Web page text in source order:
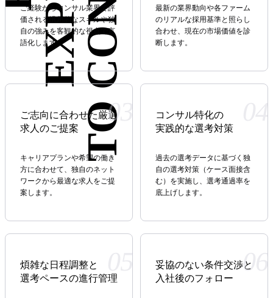
ご経験からコンサル業界で評
価される汎用的なスキルや独
自の強みを客観的な視点で言
語化します。
最新の業界動向や各ファーム
のリアルな採用基準と照らし
合わせ、現在の市場価値を診
断します。
03
ご志向に合わせた厳選
求人のご提案
キャリアプランや希望の働き
方に合わせて、独自のネット
ワークから最適な求人をご提
案します。
コンサル特化の
実践的な選考対策
過去の選考データに基づく独
自の選考対策（ケース面接含
む）を実施し、選考通過率を
底上げします。
煩雑な日程調整と
選考ペースの進行管理
06
妥協のない条件交渉と
入社後のフォロー